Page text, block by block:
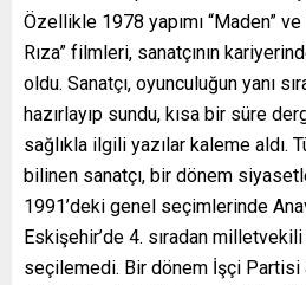
Özellikle 1978 yapımı “Maden” ve
Rıza” filmleri, sanatçının
oldu. Sanatçı, oyunculuğun yanı
hazırlayıp sundu, kısa bir süre
sağlıkla ilgili yazılar kaleme
bilinen sanatçı, bir dönem
1991’deki genel seçimlerinde
Eskişehir’de 4. sıradan
seçilemedi. Bir dönem İşçi Partisi